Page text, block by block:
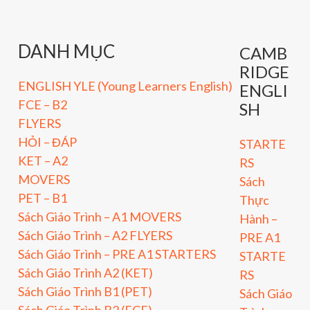
DANH MỤC
ENGLISH YLE (Young Learners English)
FCE – B2
FLYERS
HỎI – ĐÁP
KET – A2
MOVERS
PET – B1
Sách Giáo Trình – A1 MOVERS
Sách Giáo Trình – A2 FLYERS
Sách Giáo Trình – PRE A1 STARTERS
Sách Giáo Trình A2 (KET)
Sách Giáo Trình B1 (PET)
CAMB
RIDGE
ENGLI
SH
STARTE
RS
Sách
Thực
Hành –
PRE A1
STARTE
RS
Sách Giáo